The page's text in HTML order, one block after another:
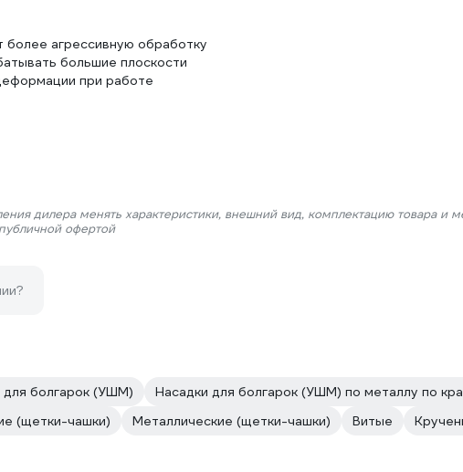
более агрессивную обработку
большие плоскости
при работе
дилера менять характеристики, внешний вид, комплектацию товара и
офертой
для болгарок (УШМ)
Насадки для болгарок (УШМ) по металлу по
(щетки-чашки) Металлические (щетки-чашки) Витые